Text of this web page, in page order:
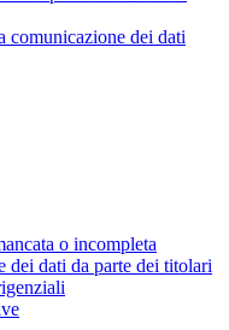
comunicazione dei dati
o incompleta
dei dati da parte dei titolari